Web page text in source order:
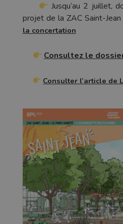
Jusqu’au 2 juillet,
projet de la ZAC Saint-Jean
la concertation
Consultez le
Consulter l’article de